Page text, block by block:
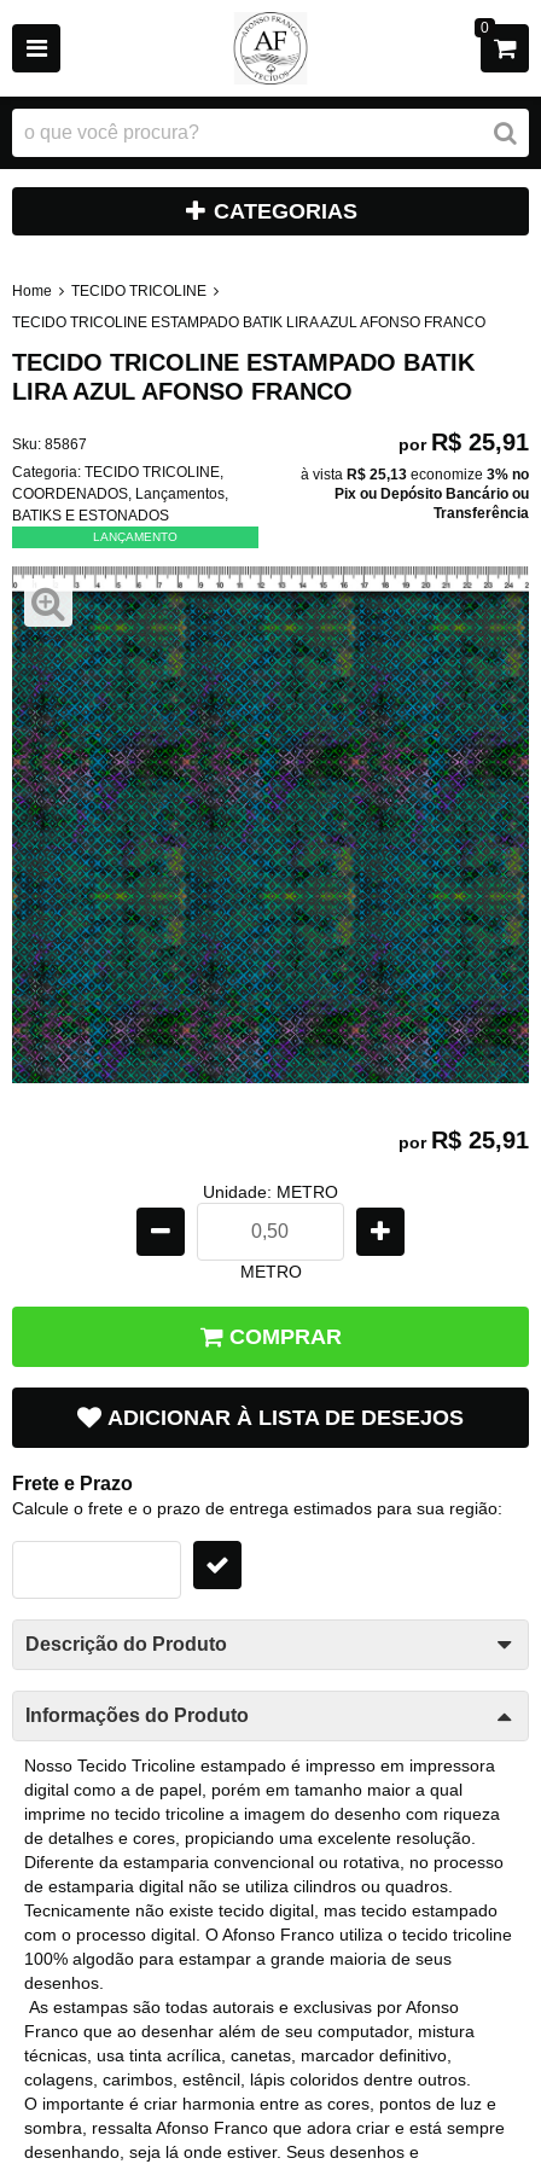
0
CATEGORIAS
Home
TECIDO TRICOLINE
TECIDO TRICOLINE ESTAMPADO BATIK LIRA AZUL AFONSO FRANCO
TECIDO TRICOLINE ESTAMPADO BATIK
LIRA AZUL AFONSO FRANCO
Sku: 85867
Categoria: TECIDO TRICOLINE
COORDENADOS Lançamentos
BATIKS E ESTONADOS
LANÇAMENTO
por R$ 25,91
à vista R$ 25,13 economize 3% no
Pix ou Depósito Bancário ou
Transferência
por R$ 25,91
Unidade: METRO
METRO
COMPRAR
ADICIONAR À LISTA DE DESEJOS
Frete e Prazo
Calcule o frete e o prazo de entrega estimados para sua região:
Descrição do Produto
Informações do Produto
Nosso Tecido Tricoline estampado é impresso em impressora
digital como a de papel, porém em tamanho maior a qual
imprime no tecido tricoline a imagem do desenho com riqueza
de detalhes e cores, propiciando uma excelente resolução.
Diferente da estamparia convencional ou rotativa, no processo
de estamparia digital não se utiliza cilindros ou quadros.
Tecnicamente não existe tecido digital, mas tecido estampado
com o processo digital. O Afonso Franco utiliza o tecido tricoline
100% algodão para estampar a grande maioria de seus
desenhos.
As estampas são todas autorais e exclusivas por Afonso
Franco que ao desenhar além de seu computador, mistura
técnicas, usa tinta acrílica, canetas, marcador definitivo,
colagens, carimbos, estêncil, lápis coloridos dentre outros.
O importante é criar harmonia entre as cores, pontos de luz e
sombra, ressalta Afonso Franco que adora criar e está sempre
desenhando, seja lá onde estiver. Seus desenhos e